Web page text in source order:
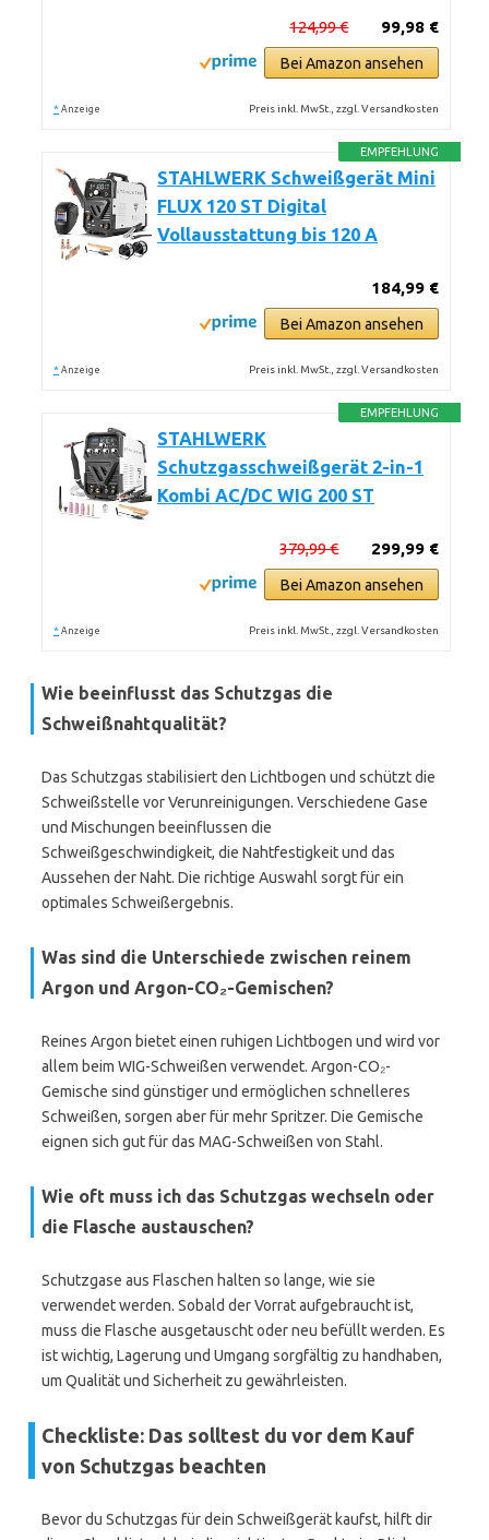
99,98 €
124,99 €
Bei Amazon ansehen
* Anzeige Preis inkl. MwSt., zzgl. Versandkosten
EMPFEHLUNG
STAHLWERK Schweißgerät Mini
FLUX 120 ST Digital
Vollausstattung bis 120 A
184,99 €
Bei Amazon ansehen
* Anzeige Preis inkl. MwSt., zzgl. Versandkosten
EMPFEHLUNG
STAHLWERK
Schutzgasschweißgerät 2-in-1
Kombi AC/DC WIG 200 ST
299,99 €
379,99 €
Bei Amazon ansehen
* Anzeige Preis inkl. MwSt., zzgl. Versandkosten
Wie beeinflusst das Schutzgas die
Schweißnahtqualität?
Das Schutzgas stabilisiert den Lichtbogen und schützt die
Schweißstelle vor Verunreinigungen. Verschiedene Gase
und Mischungen beeinflussen die
Schweißgeschwindigkeit, die Nahtfestigkeit und das
Aussehen der Naht. Die richtige Auswahl sorgt für ein
optimales Schweißergebnis.
Was sind die Unterschiede zwischen reinem
Argon und Argon-CO₂-Gemischen?
Reines Argon bietet einen ruhigen Lichtbogen und wird vor
allem beim WIG-Schweißen verwendet. Argon-CO₂-
Gemische sind günstiger und ermöglichen schnelleres
Schweißen, sorgen aber für mehr Spritzer. Die Gemische
eignen sich gut für das MAG-Schweißen von Stahl.
Wie oft muss ich das Schutzgas wechseln oder
die Flasche austauschen?
Schutzgase aus Flaschen halten so lange, wie sie
verwendet werden. Sobald der Vorrat aufgebraucht ist,
muss die Flasche ausgetauscht oder neu befüllt werden. Es
ist wichtig, Lagerung und Umgang sorgfältig zu handhaben,
um Qualität und Sicherheit zu gewährleisten.
Checkliste: Das solltest du vor dem Kauf
von Schutzgas beachten
Bevor du Schutzgas für dein Schweißgerät kaufst, hilft dir